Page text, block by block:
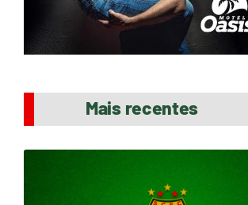
Mais recentes